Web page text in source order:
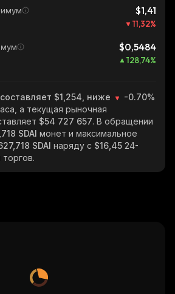
$1,41
11,32%
$0,5484
128,74%
составляет $1,254, ниже
-0.70%
а текущая рыночная
$54 727 657. В обращении
SDAI монет и максимальное
SDAI наряду с $16,45 24-